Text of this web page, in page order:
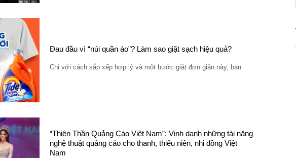
Đau đầu vì “núi quần áo”? Làm sao giặt sạch hiệu quả?
Chỉ với cách sắp xếp hợp lý và một bước giặt đơn giản này, bạn
“Thiên Thần Quảng Cáo Việt Nam”: Vinh danh những tài năng
nghệ thuật quảng cáo cho thanh, thiếu niên, nhi đồng Việt
Nam